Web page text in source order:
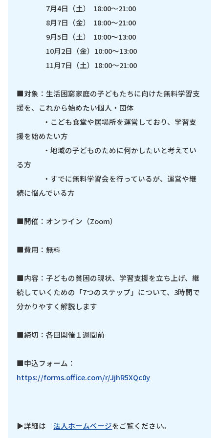
7月4日（土） 18:00～21:00
8月7日（金） 18:00～21:00
9月5日（土） 10:00～13:00
10月2日（金）10:00～13:00
11月7日（土）18:00～21:00
■対象：生活困窮家庭の子どもたちに向けた無料学習支
援を、これから始めたい個人・団体
・こども食堂や居場所を運営しており、学習支
援を始めたい方
・地域の子どものために何かしたいと考えてい
る方
・すでに無料学習会を行っているが、運営や継
続に悩んでいる方
■開催：オンライン（Zoom）
■費用：無料
■内容：子どもの貧困の現状、学習支援を立ち上げ、継
続していくための「7つのステップ」について、3時間で
分かりやすく解説します
■締切：各回開催１週間前
■申込フォーム：
https://forms.office.com/r/JjhR5XQc0y
▶詳細は法人ホームページをご覧ください。